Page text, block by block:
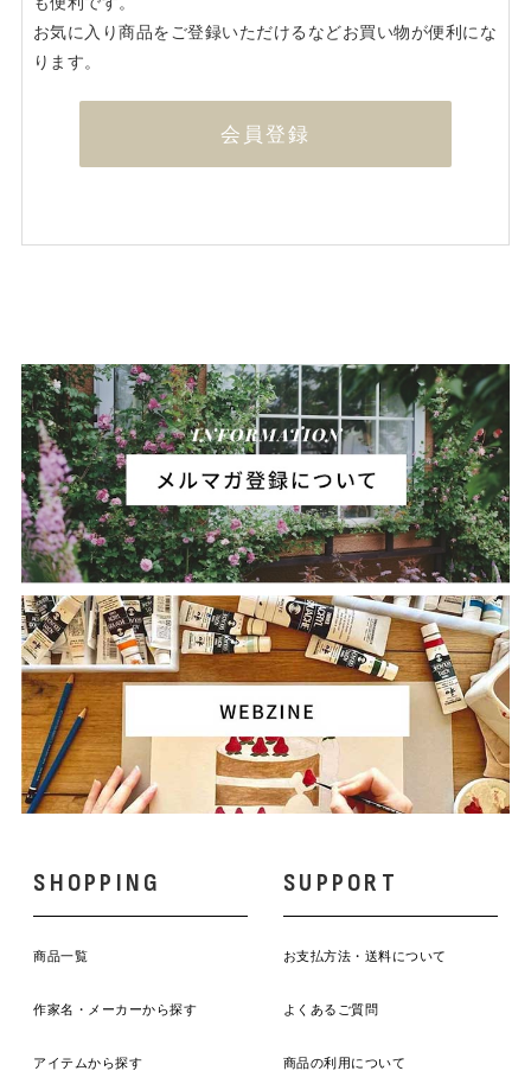
お気に入り商品をご登録いただけるなどお買い物が便利にな
ります。
会員登録
SHOPPING
商品一覧
作家名・メーカーから探す
アイテムから探す
SUPPORT
お支払方法・送料について
よくあるご質問
商品の利用について